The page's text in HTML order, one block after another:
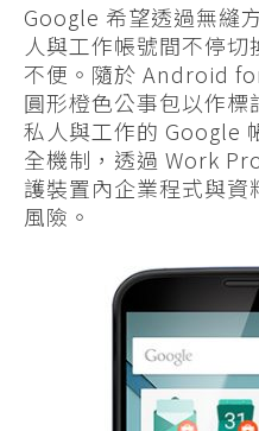
Google 希望透過無縫
人與工作帳號間不停
不便。隨於 Android
圓形橙色公事包以作
私人與工作的 Google
全機制，透過 Work
護裝置內企業程式與
風險。